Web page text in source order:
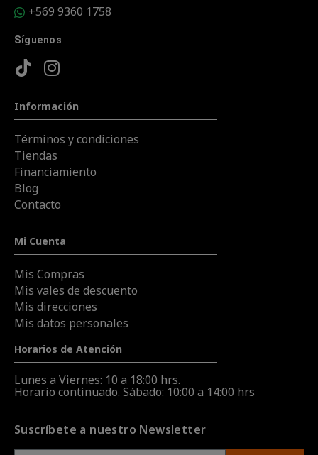
+569 9360 1758
Síguenos
Información
Términos y condiciones
Tiendas
Financiamiento
Blog
Contacto
Mi Cuenta
Mis Compras
Mis vales de descuento
Mis direcciones
Mis datos personales
Horarios de Atención
Lunes a Viernes: 10 a 18:00 hrs.
Horario continuado. Sábado: 10:00 a 14:00 hrs
Suscríbete a nuestro Newsletter